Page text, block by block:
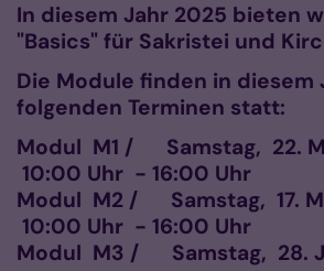
In diesem Jahr 2025 bieten
"Basics" für Sakristei und
Die Module finden in diesem
folgenden Terminen statt:
Modul M1 / Samstag, 22.
10:00 Uhr - 16:00 Uhr
Modul M2 / Samstag, 17.
10:00 Uhr - 16:00 Uhr
Modul M3 / Samstag, 28.